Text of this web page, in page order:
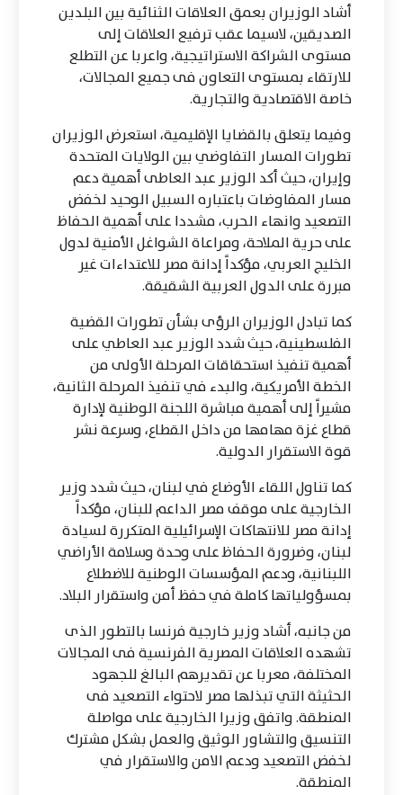
أشاد الوزيران بعمق العلاقات الثنائية بين البلدين
الصديقين، لاسيما عقب ترفيع العلاقات إلى
مستوى الشراكة الاستراتيجية، واعربا عن التطلع
للارتقاء بمستوى التعاون فى جميع المجالات،
خاصة الاقتصادية والتجارية.
وفيما يتعلق بالقضايا الإقليمية، استعرض الوزيران
تطورات المسار التفاوضي بين الولايات المتحدة
وإيران، حيث أكد الوزير عبد العاطى أهمية دعم
مسار المفاوضات باعتباره السبيل الوحيد لخفض
التصعيد وانهاء الحرب، مشددا على أهمية الحفاظ
على حرية الملاحة، ومراعاة الشواغل الأمنية لدول
الخليج العربي، مؤكداً إدانة مصر للاعتداءات غير
مبررة على الدول العربية الشقيقة.
كما تبادل الوزيران الرؤى بشأن تطورات القضية
الفلسطينية، حيث شدد الوزير عبد العاطي على
أهمية تنفيذ استحقاقات المرحلة الأولى من
الخطة الأمريكية، والبدء في تنفيذ المرحلة الثانية،
مشيراً إلى أهمية مباشرة اللجنة الوطنية لإدارة
قطاع غزة مهامها من داخل القطاع، وسرعة نشر
قوة الاستقرار الدولية.
كما تناول اللقاء الأوضاع في لبنان، حيث شدد وزير
الخارجية على موقف مصر الداعم للبنان، مؤكداً
إدانة مصر للانتهاكات الإسرائيلية المتكررة لسيادة
لبنان، وضرورة الحفاظ على وحدة وسلامة الأراضي
اللبنانية، ودعم المؤسسات الوطنية للاضطلاع
بمسؤولياتها كاملة في حفظ أمن واستقرار البلاد.
من جانبه، أشاد وزير خارجية فرنسا بالتطور الذى
تشهده العلاقات المصرية الفرنسية فى المجالات
المختلفة، معربا عن تقديرهم البالغ للجهود
الحثيثة التي تبذلها مصر لاحتواء التصعيد فى
المنطقة. واتفق وزيرا الخارجية على مواصلة
التنسيق والتشاور الوثيق والعمل بشكل مشترك
لخفض التصعيد ودعم الامن والاستقرار في
المنطقة.